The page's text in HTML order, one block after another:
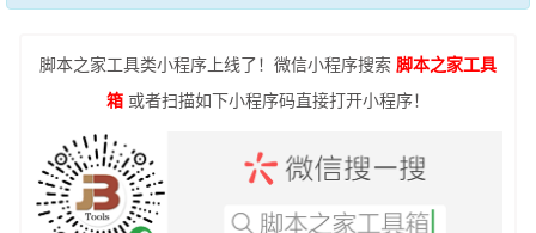
脚本之家工具类小程序上线了！微信小程序搜索 脚本之家工具
箱 或者扫描如下小程序码直接打开小程序！